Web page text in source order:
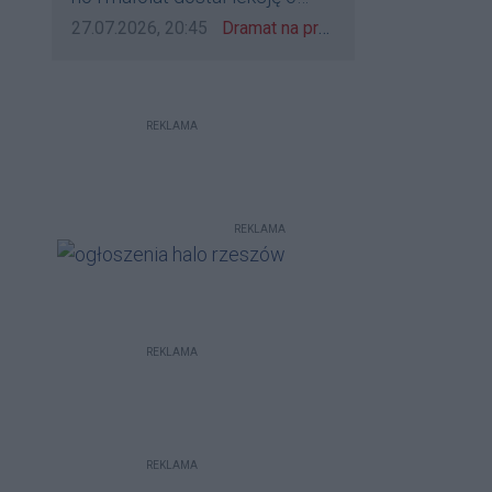
udzieleniu pierwszeństwa
Data dodania komentarza:
27.07.2026, 20:45 Źródło komentarza:
Dramat na przejeździe w Rzeszowie. 16-latek na hulajnodze wjechał wprost pod szynobus
REKLAMA
REKLAMA
REKLAMA
REKLAMA